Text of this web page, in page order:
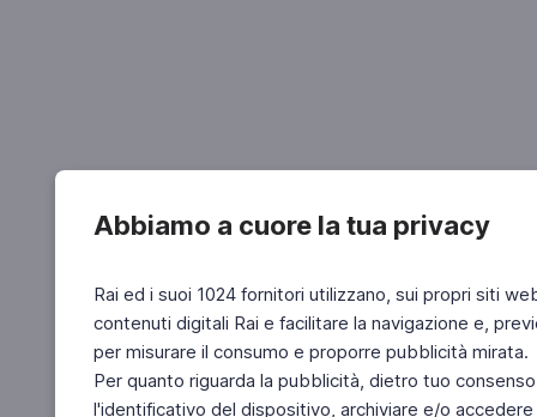
Abbiamo a cuore la tua privacy
Rai ed i suoi 1024 fornitori utilizzano, sui propri siti
contenuti digitali Rai e facilitare la navigazione e,
per misurare il consumo e proporre pubblicità mirata.
Per quanto riguarda la pubblicità, dietro tuo
l'identificativo del dispositivo, archiviare e/o